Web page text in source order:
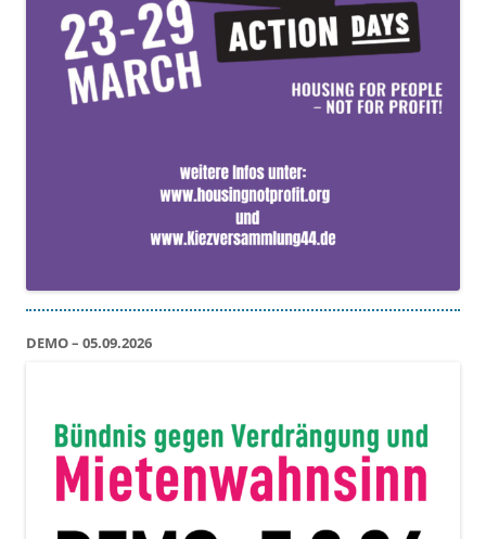
DEMO – 05.09.2026